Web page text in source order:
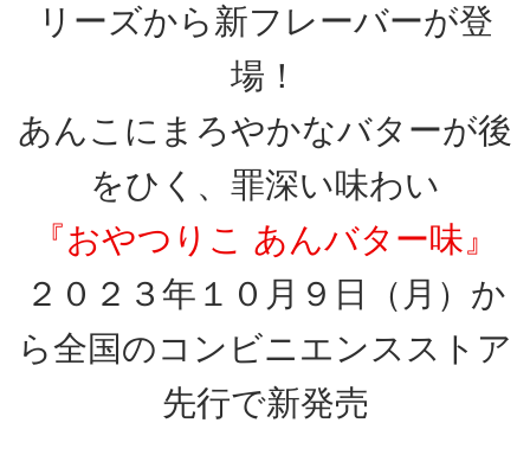
リーズから新フレーバーが登
場！
あんこにまろやかなバターが後
をひく、罪深い味わい
『おやつりこ あんバター味』
２０２３年１０月９日（月）か
ら全国のコンビニエンスストア
先行で新発売